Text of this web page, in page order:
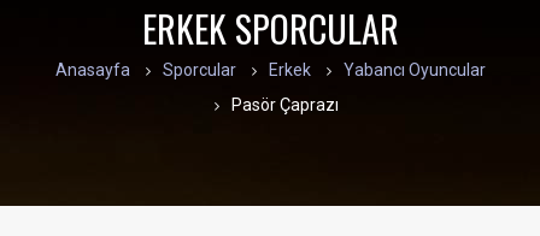
ERKEK SPORCULAR
Anasayfa Sporcular Erkek
Yabancı Oyuncular
Pasör Çaprazı